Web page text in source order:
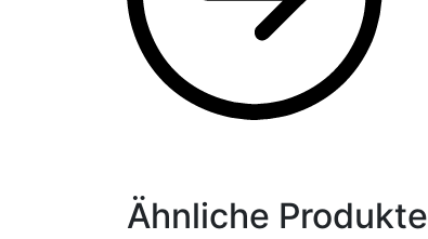
Ähnliche Produkte